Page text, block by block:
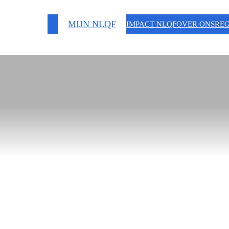
MIJN NLQF IMPACT NLQFOVER ONS